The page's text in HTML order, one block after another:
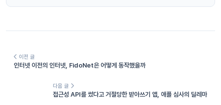
이전 글
인터넷 이전의 인터넷, FidoNet은 어떻게 동작했을까
다음 글
접근성 API를 썼다고 거절당한 받아쓰기 앱, 애플 심사의 딜레마